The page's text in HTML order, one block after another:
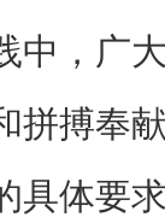
中，广
拼搏奉
具体要